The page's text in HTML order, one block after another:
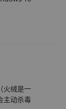
火绒是一
主动杀毒